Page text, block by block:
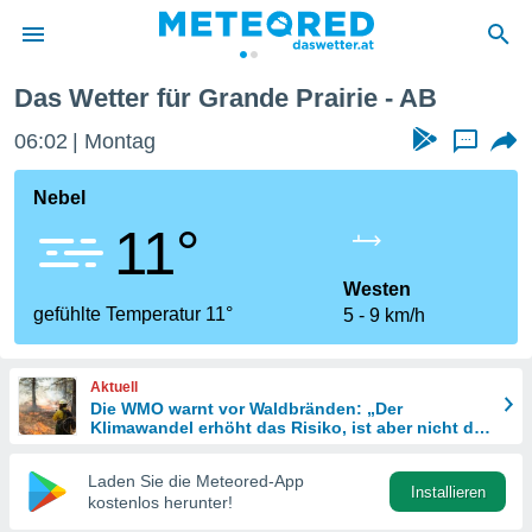
wurde
dass
sind.
diese
Das Wetter für Grande Prairie - AB
06:02 Montag ...
Nebel
11°
gefühlte Temperatur 11°
Westen
5
9 km/h
Aktuell
Die WMO warnt vor Waldbränden: „Der
Klimawandel erhöht das Risiko, ist aber nicht die
Laden Sie die Meteored-App
kostenlos herunter!
Installieren